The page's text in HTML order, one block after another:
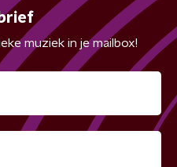
muziek in je mailbox!